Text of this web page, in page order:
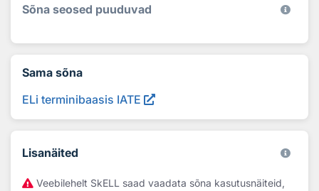
Sõna seosed puuduvad
Sama sõna
ELi terminibaasis IATE
Lisanäited
Veebilehelt SkELL saad vaadata sõna kasutusnäiteid,